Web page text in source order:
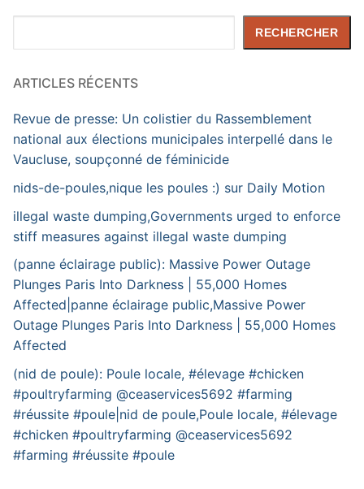
RECHERCHER
ARTICLES RÉCENTS
Revue de presse: Un colistier du Rassemblement
national aux élections municipales interpellé dans le
Vaucluse, soupçonné de féminicide
nids-de-poules,nique les poules :) sur Daily Motion
illegal waste dumping,Governments urged to enforce
stiff measures against illegal waste dumping
(panne éclairage public): Massive Power Outage
Plunges Paris Into Darkness | 55,000 Homes
Affected|panne éclairage public,Massive Power
Outage Plunges Paris Into Darkness | 55,000 Homes
Affected
(nid de poule): Poule locale, #élevage #chicken
#poultryfarming @ceaservices5692 #farming
#réussite #poule|nid de poule,Poule locale, #élevage
#chicken #poultryfarming @ceaservices5692
#farming #réussite #poule